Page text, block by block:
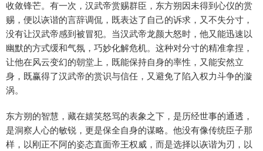
收敛锋芒。有一次，汉武帝赏赐群臣，东方朔因未得到心仪的赏
赐，便以诙谐的言辞调侃，既表达了自己的诉求，又不失分寸，
没有让汉武帝感到被冒犯。当汉武帝龙颜大怒时，他又能迅速以
幽默的方式缓和气氛，巧妙化解危机。这种对分寸的精准拿捏，
让他在风云变幻的朝堂上，既能保持自身的率性，又能安然立
身，既赢得了汉武帝的赏识与信任，又避免了陷入权力斗争的漩
涡。
东方朔的智慧，藏在嬉笑怒骂的表象之下，是历经世事的通透，
是洞察人心的敏锐，更是保全自身的谋略。他没有像传统臣子那
样，以刚正不阿的姿态直面帝王权威，而是选择以诙谐为刃，以